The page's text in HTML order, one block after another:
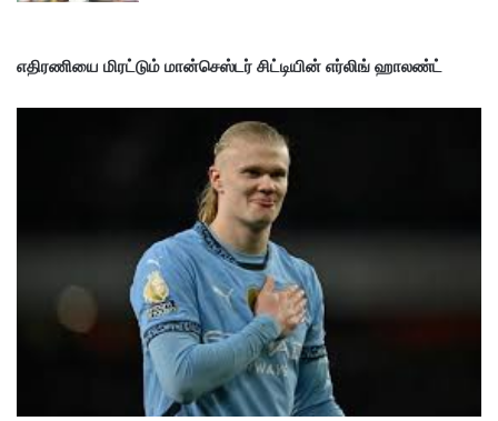
எதிரணியை மிரட்டும் மான்செஸ்டர் சிட்டியின் எர்லிங் ஹாலண்ட்